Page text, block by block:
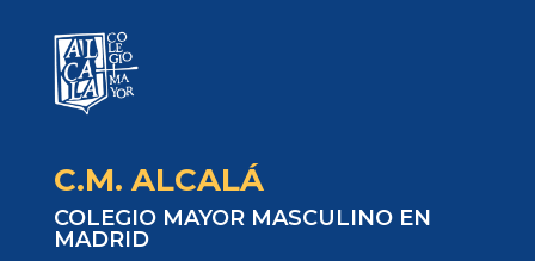
C.M. ALCALÁ
COLEGIO MAYOR MASCULINO EN
MADRID